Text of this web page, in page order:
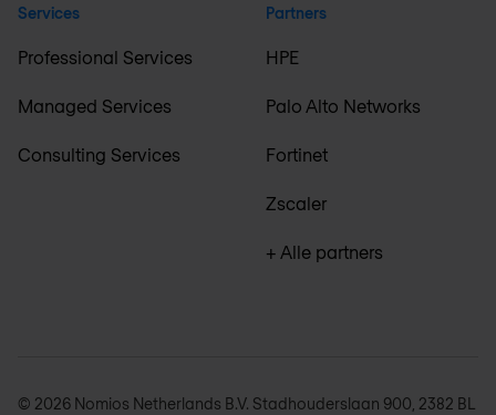
Services
Professional Services
Managed Services
Consulting Services
Partners
HPE
Palo Alto Networks
Fortinet
Zscaler
+ Alle partners
© 2026 Nomios Netherlands B.V. Stadhouderslaan 900, 2382 BL